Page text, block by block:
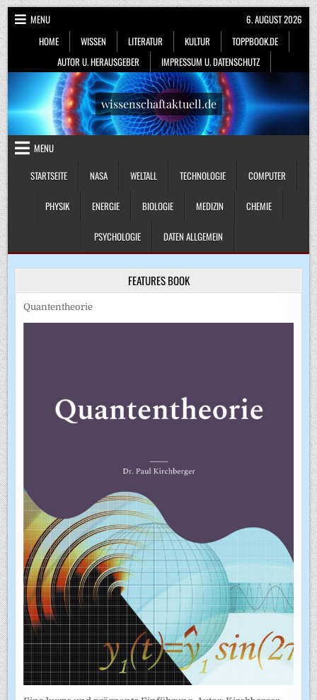
Skip
to
content
MENU
HOME
WISSEN LITERATUR KULTUR
TOPPBOOK.DE
AUTOR U. HERAUSGEBER
IMPRESSUM U. DATENSCHUTZ
6. AUGUST 2026
wissenschaftaktuell.de
MENU
STARTSEITE
NASA WELTALL TECHNOLOGIE COMPUTER
PHYSIK ENERGIE BIOLOGIE MEDIZIN CHEMIE
PSYCHOLOGIE DATEN ALLGEMEIN
FEATURES BOOK
Quantentheorie